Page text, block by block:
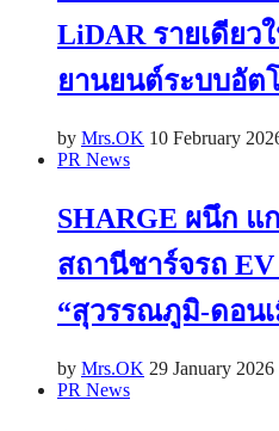
LiDAR รายเดียว
ยานยนต์ระบบอัต
by Mrs.OK 10 February
PR News
SHARGE ผนึก แ
สถานีชาร์จรถ
“สุวรรณภูมิ-ดอน
by Mrs.OK 29 January 2026
PR News